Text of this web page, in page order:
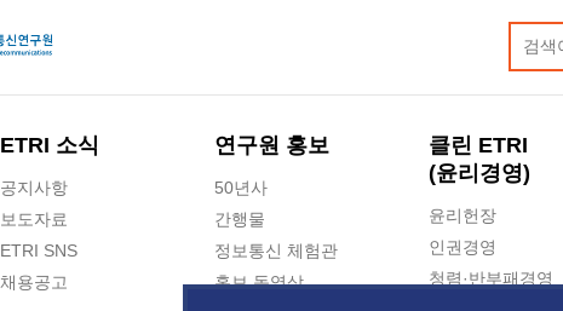
ETRI 소식
공지사항
보도자료
ETRI SNS
채용공고
연구원 홍보
50년사
간행물
정보통신 체험관
홍보 동영상
클린 ETRI
(윤리경영)
윤리헌장
인권경영
청렴·반부패경영